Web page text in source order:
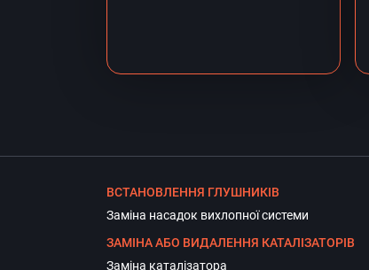
ВСТАНОВЛЕННЯ ГЛУШНИКІВ
Заміна насадок вихлопної системи
ЗАМІНА АБО ВИДАЛЕННЯ КАТАЛІЗАТОРІВ
Заміна каталізатора